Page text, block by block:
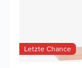
Letzte Chance